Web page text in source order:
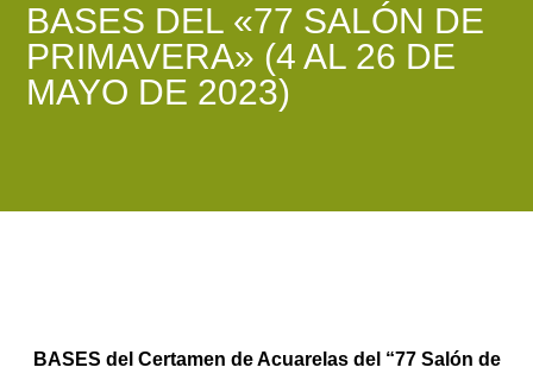
BASES DEL «77 SALÓN DE
PRIMAVERA» (4 AL 26 DE
MAYO DE 2023)
BASES del Certamen de Acuarelas del “77 Salón de